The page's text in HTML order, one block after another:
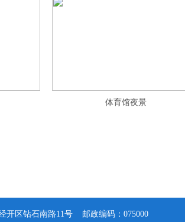
体育馆夜景
开区钻石南路11号 邮政编码：075000